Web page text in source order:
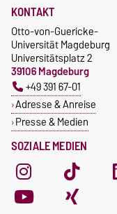
SOZIALE MEDIEN
KONTAKT
Otto-von-Guericke-
Universität Magdeburg
Universitätsplatz 2
39106 Magdeburg
+49 391 67-01
Adresse & Anreise
Presse & Medien